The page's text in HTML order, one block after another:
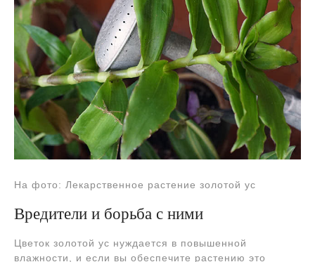
На фото: Лекарственное растение золотой ус
Вредители и борьба с ними
Цветок золотой ус нуждается в повышенной
влажности, и если вы обеспечите растению это